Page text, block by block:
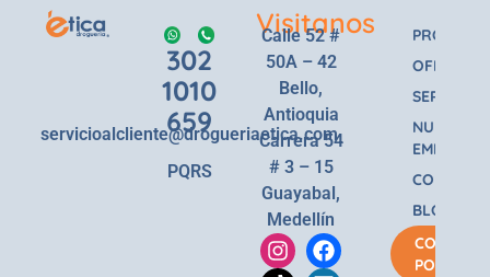
302
1010
659
servicioalcliente@drogueriaetica.com
PQRS
Visitanos
Calle 52 #
50A – 42
Bello,
Antioquia
Carrera 54
# 3 – 15
Guayabal,
Medellín
OFERTAS
SERVICIOS
NUESTRA
EMPRESA
BLOG
COMPRA
POR